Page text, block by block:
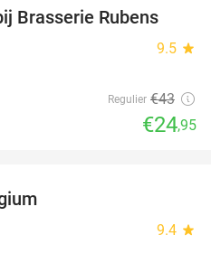
42%
Brasserie Rubens
9.5 star
Regulier €43
€24,95
9.4 star